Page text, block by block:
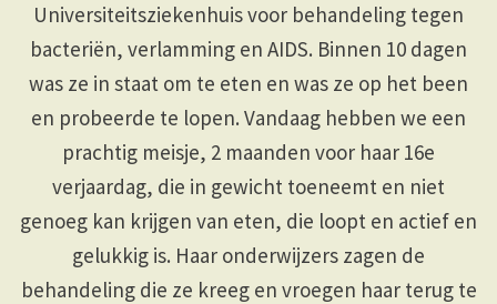
Universiteitsziekenhuis voor behandeling tegen
bacteriën, verlamming en AIDS. Binnen 10 dagen
was ze in staat om te eten en was ze op het been
en probeerde te lopen. Vandaag hebben we een
prachtig meisje, 2 maanden voor haar 16e
verjaardag, die in gewicht toeneemt en niet
genoeg kan krijgen van eten, die loopt en actief en
gelukkig is. Haar onderwijzers zagen de
behandeling die ze kreeg en vroegen haar terug te